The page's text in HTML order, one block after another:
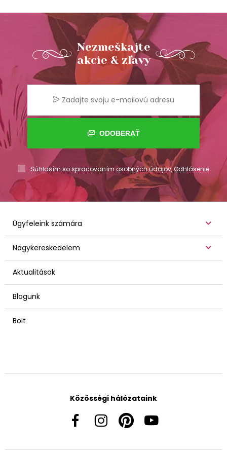
Nezmeškajte
akcie & zľavy
ODOBERAŤ
Súhlasím so spracovaním osobných údajov,Odhlásenie
Ügyfeleink számára
Nagykereskedelem
Aktualitások
Blogunk
Bolt
Közösségi hálózataink